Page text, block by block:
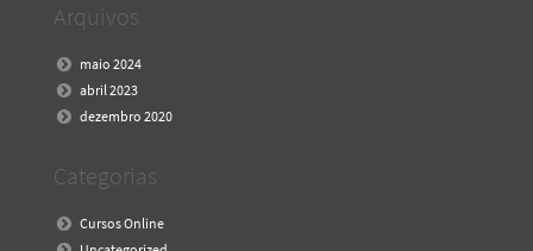
Arquivos
maio 2024
abril 2023
dezembro 2020
Categorias
Cursos Online